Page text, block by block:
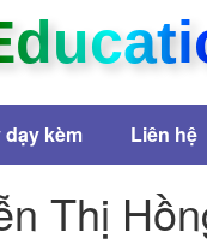
kèm Liên hệ
Thị